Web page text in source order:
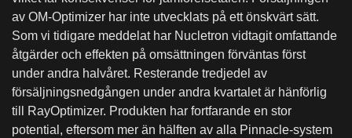
av OM-Optimizer har inte utvecklats på ett önskvärt sätt.
Som vi tidigare meddelat har Nucletron vidtagit omfattande
åtgärder och effekten på omsättningen förväntas först
under andra halvåret. Resterande tredjedel av
försäljningsnedgången under andra kvartalet är hänförlig
till RayOptimizer. Produkten har fortfarande en stor
potential, eftersom mer än hälften av alla Pinnacle-system